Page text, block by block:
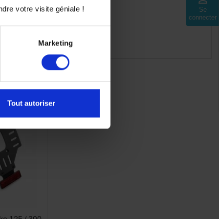
votre visite géniale !
Marketing
Tout autoriser
Se
connecter